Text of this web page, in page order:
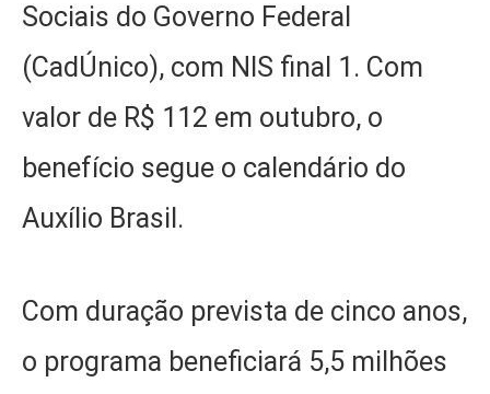
Sociais do Governo Federal
(CadÚnico), com NIS final 1. Com
valor de R$ 112 em outubro, o
benefício segue o calendário do
Auxílio Brasil.
Com duração prevista de cinco anos,
o programa beneficiará 5,5 milhões